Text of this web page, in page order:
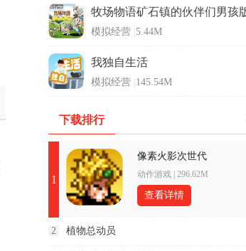
牧场物语矿石镇的伙伴们男孩
模拟经营 5.44M
我独自生活
模拟经营 145.54M
下载排行
1
像素火影次世代
动作游戏 296.62M
查看详情
2 植物总动员